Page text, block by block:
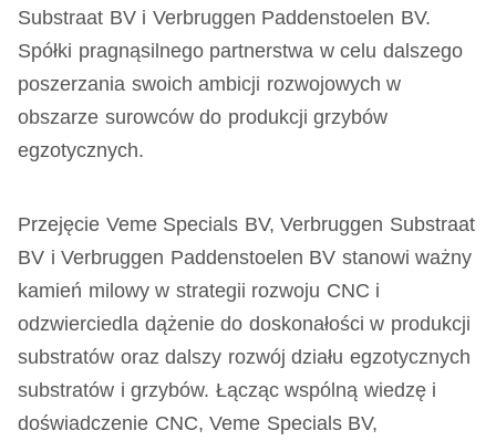
Substraat BV i Verbruggen Paddenstoelen BV.
Spółki pragnąsilnego partnerstwa w celu dalszego
poszerzania swoich ambicji rozwojowych w
obszarze surowców do produkcji grzybów
egzotycznych.
Przejęcie Veme Specials BV, Verbruggen Substraat
BV i Verbruggen Paddenstoelen BV stanowi ważny
kamień milowy w strategii rozwoju CNC i
odzwierciedla dążenie do doskonałości w produkcji
substratów oraz dalszy rozwój działu egzotycznych
substratów i grzybów. Łącząc wspólną wiedzę i
doświadczenie CNC, Veme Specials BV,